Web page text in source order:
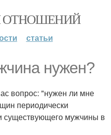
ОТНОШЕНИЙ
статьи
нужен?
вопрос: "нужен ли мне
периодически
существующего мужчины в